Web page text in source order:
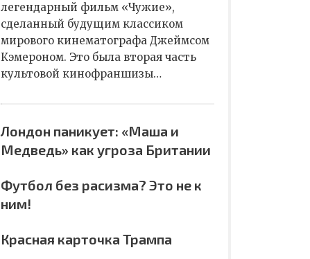
легендарный фильм «Чужие»,
сделанный будущим классиком
мирового кинематографа Джеймсом
Кэмероном. Это была вторая часть
культовой кинофраншизы…
Лондон паникует: «Маша и
Медведь» как угроза Британии
Футбол без расизма? Это не к
ним!
Красная карточка Трампа